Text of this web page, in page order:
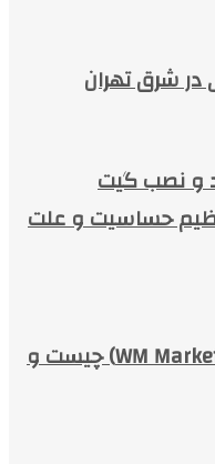
شرق تهران
و نصب گیت
حساسیت و علت
بروکر دبلیو ام مارکتس (WM Markets) چیست و